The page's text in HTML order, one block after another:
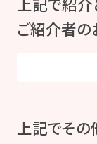
ご紹介者の
上記でその